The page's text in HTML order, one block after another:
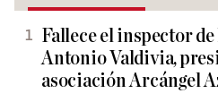
Fallece el inspector
Antonio Valdivia,
asociación Arcángel